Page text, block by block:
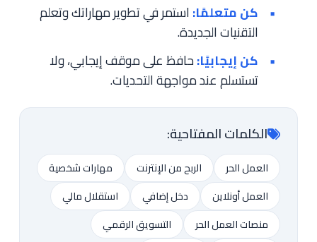
كن متعلمًا: استمر في تطوير مهاراتك وتعلم
التقنيات الجديدة.
كن إيجابيًا:حافظ على موقف إيجابي، ولا
تستسلم عند مواجهة التحديات.
الكلمات المفتاحية:
العمل الحر الربح من الإنترنت
مهارات شخصية
العمل أونلاين
دخل إضافي
استقلال مالي
منصات العمل الحر
التسويق الرقمي